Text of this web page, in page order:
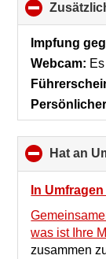
Impfung
Webcam:
Hat an
In
was ist Ihre
zusammen